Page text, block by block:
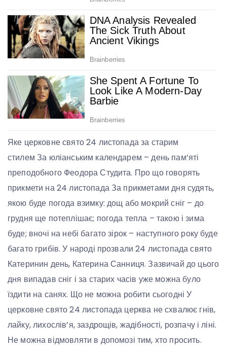
Яке церковне свято 24 листопада за старим
стилем За юліанським календарем – день пам’яті
преподобного Феодора Студита. Про що говорять
прикмети на 24 листопада За прикметами дня судять,
якою буде погода взимку: дощ або мокрий сніг – до
грудня ще потеплішає; погода тепла – такою і зима
буде; вночі на небі багато зірок – наступного року буде
багато грибів. У народі прозвали 24 листопада свято
Катеринин день, Катерина Санниця. Зазвичай до цього
дня випадав сніг і за старих часів уже можна було
їздити на санях. Що не можна робити сьогодні У
церковне свято 24 листопада церква не схвалює гнів,
лайку, лихослів’я, заздрощів, жадібності, розпачу і ліні.
Не можна відмовляти в допомозі тим, хто просить.